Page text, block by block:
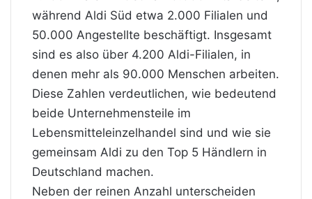
während Aldi Süd etwa 2.000 Filialen und
50.000 Angestellte beschäftigt. Insgesamt
sind es also über 4.200 Aldi-Filialen, in
denen mehr als 90.000 Menschen arbeiten.
Diese Zahlen verdeutlichen, wie bedeutend
beide Unternehmensteile im
Lebensmitteleinzelhandel sind und wie sie
gemeinsam Aldi zu den Top 5 Händlern in
Deutschland machen.
Neben der reinen Anzahl unterscheiden